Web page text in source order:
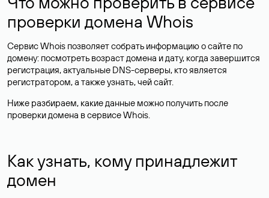
проверки домена Whois
Сервис Whois позволяет собрать информацию о сайте по
домену: посмотреть возраст домена и дату, когда завершится
регистрация, актуальные DNS-серверы, кто является
регистратором, а также узнать, чей сайт.
Ниже разбираем, какие данные можно получить после
проверки домена в сервисе Whois.
Как узнать, кому принадлежит
домен